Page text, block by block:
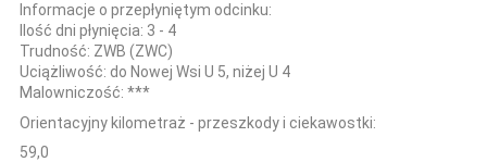
Informacje o przepłyniętym odcinku:
Ilość dni płynięcia: 3 - 4
Trudność: ZWB (ZWC)
Uciążliwość: do Nowej Wsi U 5, niżej U 4
Malowniczość: ***
Orientacyjny kilometraż - przeszkody i ciekawostki:
59,0